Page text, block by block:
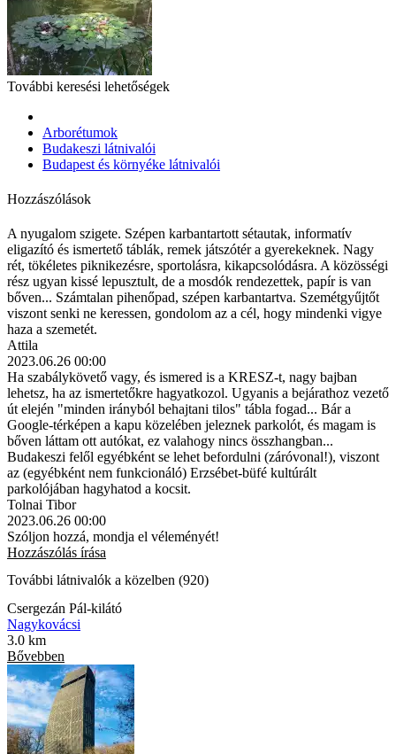
További keresési lehetőségek
Arborétumok
Budakeszi látnivalói
Budapest és környéke látnivalói
Hozzászólások
A nyugalom szigete. Szépen karbantartott sétautak, informatív
eligazító és ismertető táblák, remek játszótér a gyerekeknek. Nagy
rét, tökéletes piknikezésre, sportolásra, kikapcsolódásra. A közösségi
rész ugyan kissé lepusztult, de a mosdók rendezettek, papír is van
bőven... Számtalan pihenőpad, szépen karbantartva. Szemétgyűjtőt
viszont senki ne keressen, gondolom az a cél, hogy mindenki vigye
haza a szemetét.
Attila
2023.06.26 00:00
Ha szabálykövető vagy, és ismered is a KRESZ-t, nagy bajban
lehetsz, ha az ismertetőkre hagyatkozol. Ugyanis a bejárathoz vezető
út elején "minden irányból behajtani tilos" tábla fogad... Bár a
Google-térképen a kapu közelében jeleznek parkolót, és magam is
bőven láttam ott autókat, ez valahogy nincs összhangban...
Budakeszi felől egyébként se lehet befordulni (záróvonal!), viszont
az (egyébként nem funkcionáló) Erzsébet-büfé kultúrált
parkolójában hagyhatod a kocsit.
Tolnai Tibor
2023.06.26 00:00
Szóljon hozzá, mondja el véleményét!
Hozzászólás írása
További látnivalók a közelben (920)
Csergezán Pál-kilátó
Nagykovácsi
3.0 km
Bővebben